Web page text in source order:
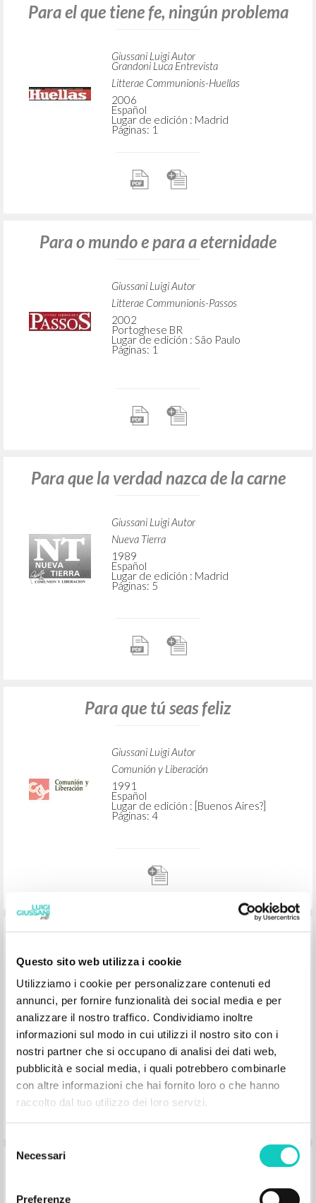
Questo sito web utilizza i cookie
Utilizziamo i cookie per personalizzare contenuti ed
annunci, per fornire funzionalità dei social media e per
analizzare il nostro traffico. Condividiamo inoltre
informazioni sul modo in cui utilizzi il nostro sito con i
nostri partner che si occupano di analisi dei dati web,
pubblicità e social media, i quali potrebbero combinarle
con altre informazioni che hai fornito loro o che hanno
raccolto dal tuo utilizzo dei loro servizi.
delNecessari
Preferenze
Para el que tiene fe, ningún problema
Giussani Luigi Autor
Grandoni Luca Entrevista
Litterae Communionis-Huellas
2006
Español
Lugar de edición : Madrid
Páginas: 1
Para o mundo e para a eternidade
Giussani Luigi Autor
Litterae Communionis-Passos
2002
Portoghese BR
Lugar de edición : São Paulo
Páginas: 1
Para que la verdad nazca de la carne
Giussani Luigi Autor
Nueva Tierra
1989
Español
Lugar de edición : Madrid
Páginas: 5
Para que tú seas feliz
Giussani Luigi Autor
Comunión y Liberación
1991
Español
Lugar de edición : [Buenos Aires?]
Páginas: 4
Para que tu seas feliz
Giussani Luigi Autor
CL-Litterae Communionis
1991
Lugar de edición : Madrid
Páginas: 3
"Para que vuestra alegría sea plena." En
Divina Liturgia di san Giovanni